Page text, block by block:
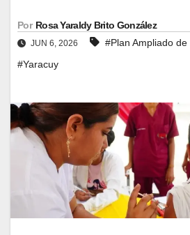
Por Rosa Yaraldy Brito González
JUN 6, 2026 #Plan Ampliado
#Yaracuy